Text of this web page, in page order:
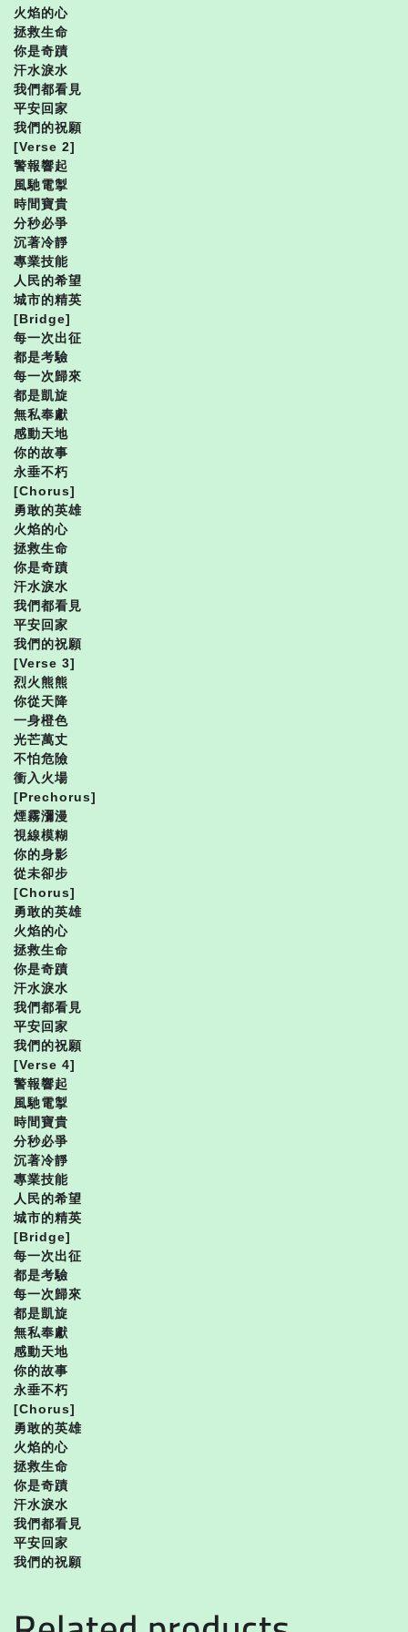
火焰的心
拯救生命
你是奇蹟
汗水淚水
我們都看見
平安回家
我們的祝願
[Verse 2]
警報響起
風馳電掣
時間寶貴
分秒必爭
沉著冷靜
專業技能
人民的希望
城市的精英
[Bridge]
每一次出征
都是考驗
每一次歸來
都是凱旋
無私奉獻
感動天地
你的故事
永垂不朽
[Chorus]
勇敢的英雄
火焰的心
拯救生命
你是奇蹟
汗水淚水
我們都看見
平安回家
我們的祝願
[Verse 3]
烈火熊熊
你從天降
一身橙色
光芒萬丈
不怕危險
衝入火場
[Prechorus]
煙霧瀰漫
視線模糊
你的身影
從未卻步
[Chorus]
勇敢的英雄
火焰的心
拯救生命
你是奇蹟
汗水淚水
我們都看見
平安回家
我們的祝願
[Verse 4]
警報響起
風馳電掣
時間寶貴
分秒必爭
沉著冷靜
專業技能
人民的希望
城市的精英
[Bridge]
每一次出征
都是考驗
每一次歸來
都是凱旋
無私奉獻
感動天地
你的故事
永垂不朽
[Chorus]
勇敢的英雄
火焰的心
拯救生命
你是奇蹟
汗水淚水
我們都看見
平安回家
我們的祝願